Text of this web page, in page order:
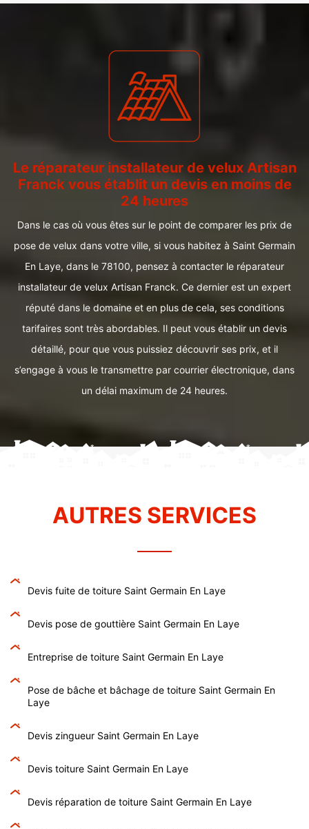
Le réparateur installateur de velux Artisan
Franck vous établit un devis en moins de
24 heures
Dans le cas où vous êtes sur le point de comparer les prix de
pose de velux dans votre ville, si vous habitez à Saint Germain
En Laye, dans le 78100, pensez à contacter le réparateur
installateur de velux Artisan Franck. Ce dernier est un expert
réputé dans le domaine et en plus de cela, ses conditions
tarifaires sont très abordables. Il peut vous établir un devis
détaillé, pour que vous puissiez découvrir ses prix, et il
s’engage à vous le transmettre par courrier électronique, dans
un délai maximum de 24 heures.
AUTRES SERVICES
Devis fuite de toiture Saint Germain En Laye
Devis pose de gouttière Saint Germain En Laye
Entreprise de toiture Saint Germain En Laye
Pose de bâche et bâchage de toiture Saint Germain En
Laye
Devis zingueur Saint Germain En Laye
Devis toiture Saint Germain En Laye
Devis réparation de toiture Saint Germain En Laye